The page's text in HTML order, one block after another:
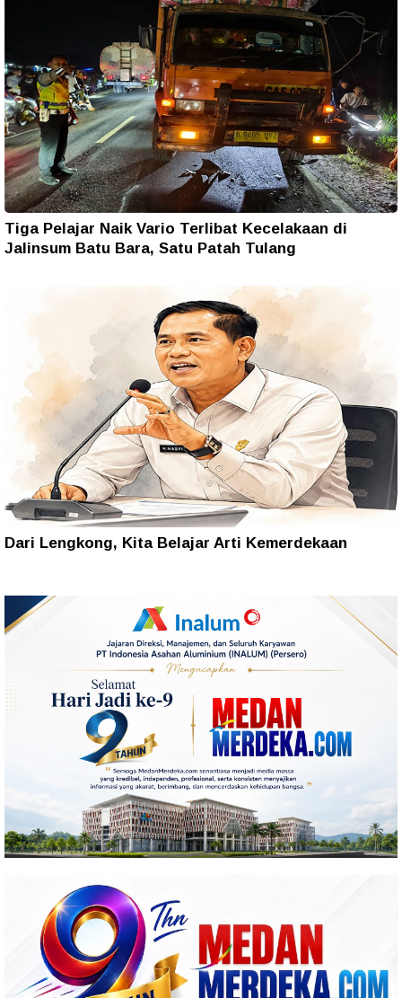
Tiga Pelajar Naik Vario Terlibat Kecelakaan di
Jalinsum Batu Bara, Satu Patah Tulang
Dari Lengkong, Kita Belajar Arti Kemerdekaan